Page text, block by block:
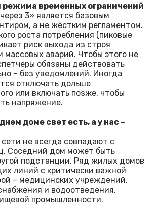
временных ограничений
3» является базовым
а не жёстким регламентом.
роста потребления (пиковые
риск выхода из строя
массовых аварий. Чтобы этого не
обязаны действовать
– без уведомлений. Иногда
отключать дольше
или включать позже, чтобы
напряжение.
доме свет есть, а у нас –
не всегда совпадают с
Соседний дом может быть
подстанции. Ряд жилых домов
линий с критически важной
– медицинских учреждений,
и водоотведения,
промышленности.